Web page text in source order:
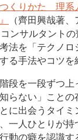
つくりかた 理系
（齊田興哉著
ンサルタント
法を「テクノロ
る手法やコツを
段を一段ずつ上
らない」ことの
に出会うタイ
一人ひとりが持
動の癖を認識す